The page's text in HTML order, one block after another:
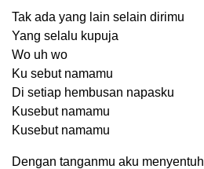
Tak ada yang lain selain dirimu
Yang selalu kupuja
Wo uh wo
Ku sebut namamu
Di setiap hembusan napasku
Kusebut namamu
Kusebut namamu
Dengan tanganmu aku menyentuh